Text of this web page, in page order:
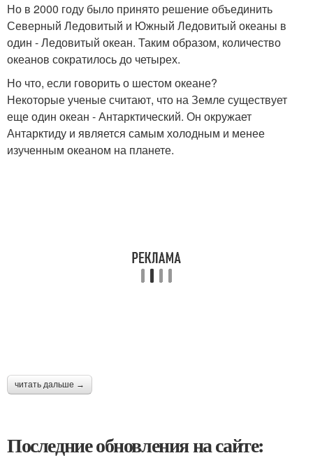
Но в 2000 году было принято решение объединить
Северный Ледовитый и Южный Ледовитый океаны в
один - Ледовитый океан. Таким образом, количество
океанов сократилось до четырех.
Но что, если говорить о шестом океане?
Некоторые ученые считают, что на Земле существует
еще один океан - Антарктический. Он окружает
Антарктиду и является самым холодным и менее
изученным океаном на планете.
читать дальше →
Последние обновления на сайте: